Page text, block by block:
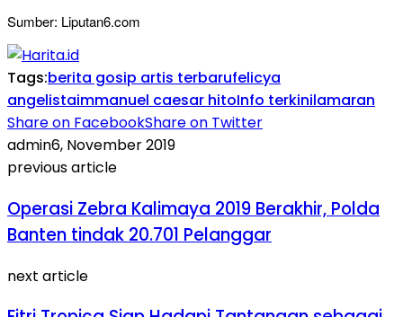
Sumber: Liputan6.com
Tags:berita gosip artis terbarufelicya
angelistaimmanuel caesar hitoInfo terkinilamaran
Share on FacebookShare on Twitter
admin6, November 2019
previous article
Operasi Zebra Kalimaya 2019 Berakhir, Polda
Banten tindak 20.701 Pelanggar
next article